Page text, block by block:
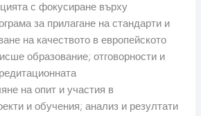
с фокусиране върху
за прилагане на стандарти и
на качеството в европейското
образование; отговорности и
на опит и участия в
и обучения; анализ и резултати